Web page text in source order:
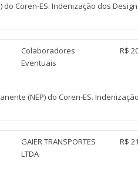
Coren-ES. Indenização dos
Colaboradores
Eventuais
R$
(NEP) do Coren-ES.
GAIER TRANSPORTES
LTDA
R$